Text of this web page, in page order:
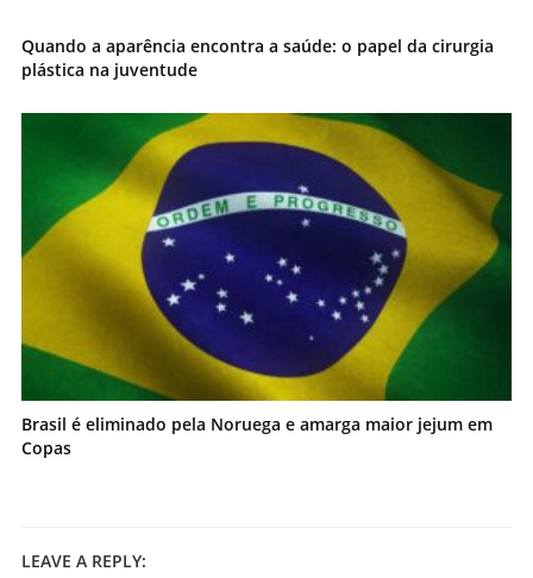
Quando a aparência encontra a saúde: o papel da cirurgia
plástica na juventude
Brasil é eliminado pela Noruega e amarga maior jejum em
Copas
LEAVE A REPLY: